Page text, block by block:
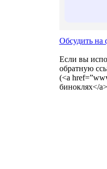
Обсудить на
Если вы
обратную
(<a
биноклях</